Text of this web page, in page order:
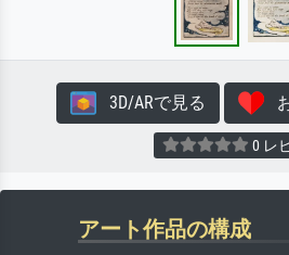
3D/ARで見る お
0 レ
アート作品の構成